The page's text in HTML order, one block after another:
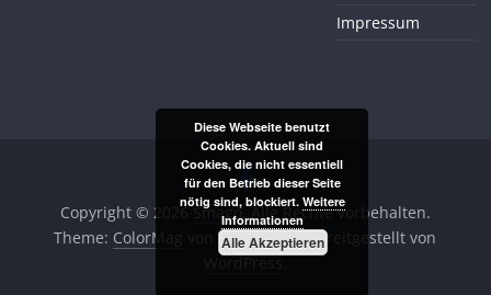
Impressum
Copyright © 2026Smago. Alle Rechte vorbehalten.
Theme: ColorMag
von ThemeGrill. Bereitgestellt von
Diese Webseite benutzt
Cookies. Aktuell sind
Cookies, die nicht essentiell
für den Betrieb dieser Seite
nötig sind, blockiert. Weitere
Informationen
Alle Akzeptieren